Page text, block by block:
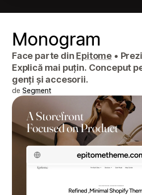
Monogram
Face parte din Epitome •
Explică mai puțin. Conceput
genți și accesorii.
de Segment